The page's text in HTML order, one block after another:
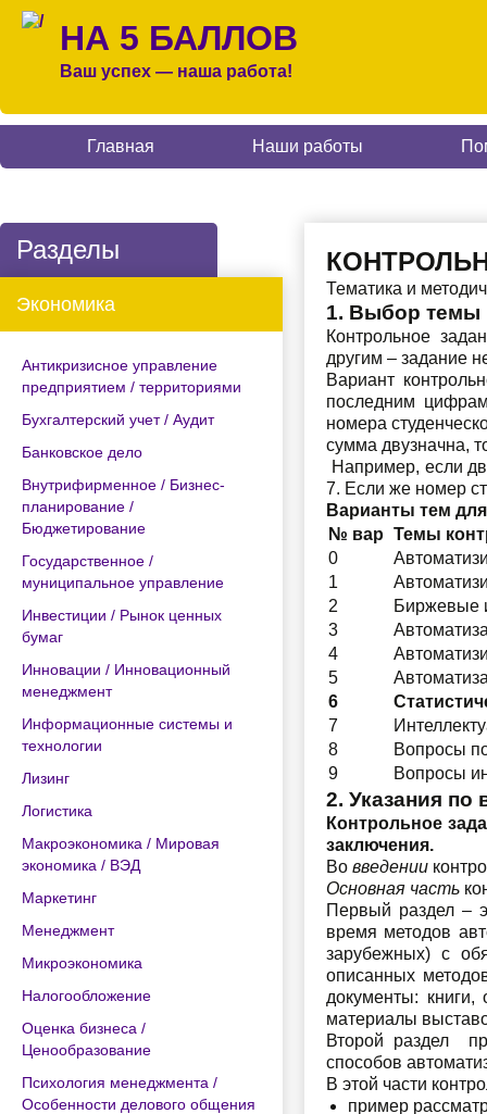
НА 5 БАЛЛОВ
Ваш успех — наша работа!
Главная Наши работы
Разделы
Экономика
Антикризисное управление
предприятием / территориями
Бухгалтерский учет / Аудит
Банковское дело
Внутрифирменное / Бизнес-
планирование /
Бюджетирование
Государственное /
муниципальное управление
Инвестиции / Рынок ценных
бумаг
Инновации / Инновационный
менеджмент
Информационные системы и
технологии
Лизинг
Логистика
Макроэкономика / Мировая
экономика / ВЭД
Маркетинг
Менеджмент
Микроэкономика
Налогообложение
Оценка бизнеса /
Ценообразование
Психология менеджмента /
Особенности делового общения
Тематика и
1. Выбор темы
Контрольное
другим – задание
Вариант
последним
номера
сумма двузначна,
Например, если
7. Если же номер
Варианты тем
№ вар Темы
0
1
2
Биржевые
3
4
5
6
7
8
Вопросы
9
Вопросы
2. Указания по
Контрольное
заключения.
Во введении
Основная часть
Первый раздел –
время методов
зарубежных) с
описанных
документы:
материалы
Второй раздел
способов
В этой части
пример